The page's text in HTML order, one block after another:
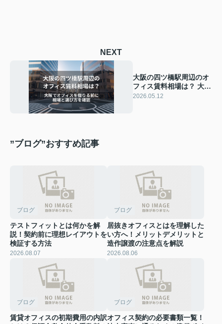
NEXT
大阪の四ツ橋駅周辺のオ
フィス賃料相場は？ 大阪
でオフィスを借りる前に
2026.05.12
”ブログ”おすすめ記事
ブログ
テストフィットとは何かを解
説！契約前に理想レイアウトを
検証する方法
2026.08.07
ブログ
居抜きオフィスとはを理解した
い方へ！メリットデメリットと
造作譲渡の注意点を解説
2026.08.06
ブログ
賃貸オフィスの初期費用の内訳
ブログ
オフィス契約の必要書類一覧！